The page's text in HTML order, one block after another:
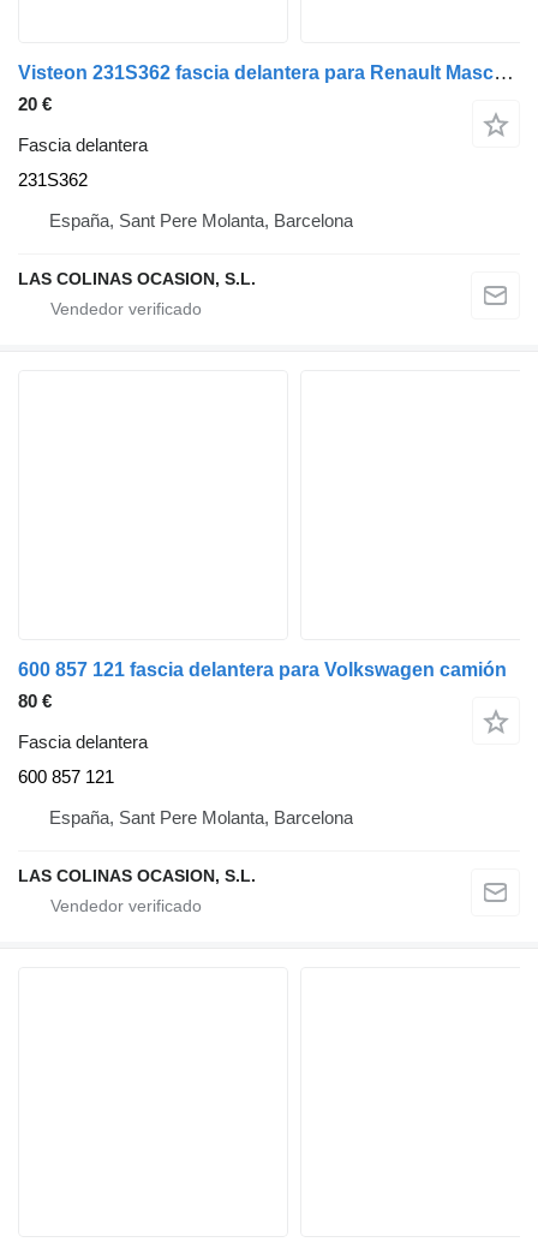
Visteon 231S362 fascia delantera para Renault Mascott camión
20 €
Fascia delantera
231S362
España, Sant Pere Molanta, Barcelona
LAS COLINAS OCASION, S.L.
600 857 121 fascia delantera para Volkswagen camión
80 €
Fascia delantera
600 857 121
España, Sant Pere Molanta, Barcelona
LAS COLINAS OCASION, S.L.